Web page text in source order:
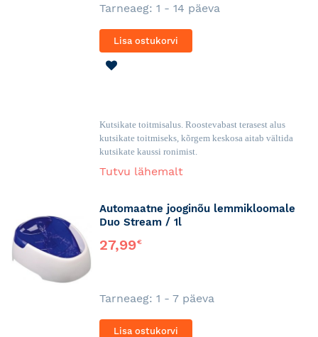
Tarneaeg: 1 - 14 päeva
Lisa ostukorvi
Kutsikate toitmisalus. Roostevabast terasest alus
kutsikate toitmiseks, kõrgem keskosa aitab vältida
kutsikate kaussi ronimist.
Tutvu lähemalt
Automaatne jooginõu lemmikloomale
Duo Stream / 1l
27,99€
Tarneaeg: 1 - 7 päeva
Lisa ostukorvi